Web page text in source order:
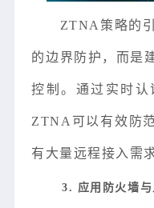
ZTNA策略的
的边界防护，而是
控制。通过实时认
ZTNA可以有效防
有大量远程接入需
3. 应用防火墙